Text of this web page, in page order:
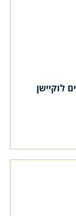
לוקיישן